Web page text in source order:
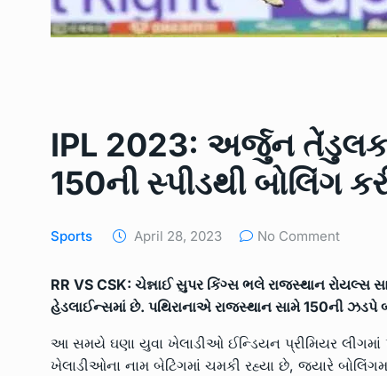
IPL 2023: અર્જુન
150ની સ્પીડથી બોલિંગ
Sports April 28, 2023 No Comment
RR VS CSK: ચેન્નાઈ સુપર કિંગ્સ ભલે રાજસ્થાન રોયલ્સ
હેડલાઈન્સમાં છે. પથિરાનાએ રાજસ્થાન સામે 150ની ઝડપે
આ સમયે ઘણા યુવા ખેલાડીઓ ઈન્ડિયન પ્રીમિયર લીગમાં
ખેલાડીઓના નામ બેટિંગમાં ચમકી રહ્યા છે, જ્યારે
6
ઉભરાટ નજીકના
એરપોર્ટની વિશાળ…
7
SPORTS April 28,
રાજય સરકારના વન
LOCAL NEWS
9
મેન્ગ્રુવના વાવેતર તેમજ
UNCATEGORIZED